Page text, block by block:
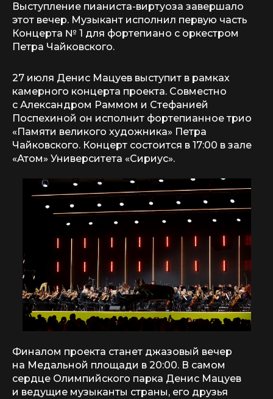
Выступление пианиста-виртуоза завершало
этот вечер. Музыкант исполнил первую часть
Концерта № 1 для фортепиано с оркестром
Петра Чайковского.
27 июля Денис Мацуев выступит в рамках
камерного концерта проекта. Совместно
с Александром Раммом и Стефанией
Поспехиной он исполнит фортепианное трио
«Памяти великого художника» Петра
Чайковского. Концерт состоится в 17:00 в зале
«Атом» Университета «Сириус».
Финалом проекта станет джазовый вечер
на Медальной площади в 20:00. В самом
сердце Олимпийского парка Денис Мацуев
и ведущие музыканты страны, его друзья